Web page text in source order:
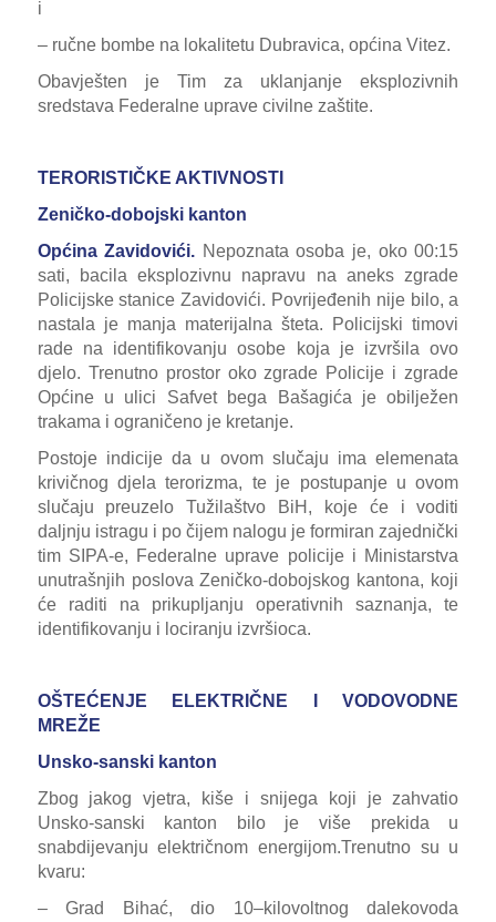
i
– ručne bombe na lokalitetu Dubravica, općina Vitez.
Obavješten je Tim za uklanjanje eksplozivnih
sredstava Federalne uprave civilne zaštite.
TERORISTIČKE AKTIVNOSTI
Zeničko-dobojski kanton
Općina Zavidovići. Nepoznata osoba je, oko 00:15
sati, bacila eksplozivnu napravu na aneks zgrade
Policijske stanice Zavidovići. Povrijeđenih nije bilo, a
nastala je manja materijalna šteta. Policijski timovi
rade na identifikovanju osobe koja je izvršila ovo
djelo. Trenutno prostor oko zgrade Policije i zgrade
Općine u ulici Safvet bega Bašagića je obilježen
trakama i ograničeno je kretanje.
Postoje indicije da u ovom slučaju ima elemenata
krivičnog djela terorizma, te je postupanje u ovom
slučaju preuzelo Tužilaštvo BiH, koje će i voditi
daljnju istragu i po čijem nalogu je formiran zajednički
tim SIPA-e, Federalne uprave policije i Ministarstva
unutrašnjih poslova Zeničko-dobojskog kantona, koji
će raditi na prikupljanju operativnih saznanja, te
identifikovanju i lociranju izvršioca.
OŠTEĆENJE ELEKTRIČNE I VODOVODNE
MREŽE
Unsko-sanski kanton
Zbog jakog vjetra, kiše i snijega koji je zahvatio
Unsko-sanski kanton bilo je više prekida u
snabdijevanju električnom energijom.Trenutno su u
kvaru:
– Grad Bihać, dio 10–kilovoltnog dalekovoda